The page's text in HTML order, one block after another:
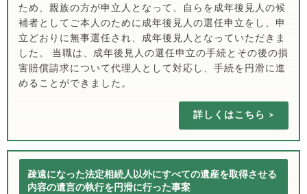
ため、親族の方が申立人となって、自らを成年後見人の候
補者としてご本人のために成年後見人の選任申立をし、申
立どおりに無事選任され、成年後見人となっていただきま
した。 当職は、成年後見人の選任申立の手続とその後の損
害賠償請求について代理人として対応し、手続を円滑に進
めることができました。
詳しくはこちら
疎遠になった法定相続人以外にすべての遺産を取得させる
内容の遺言の執行を円滑に行った事案